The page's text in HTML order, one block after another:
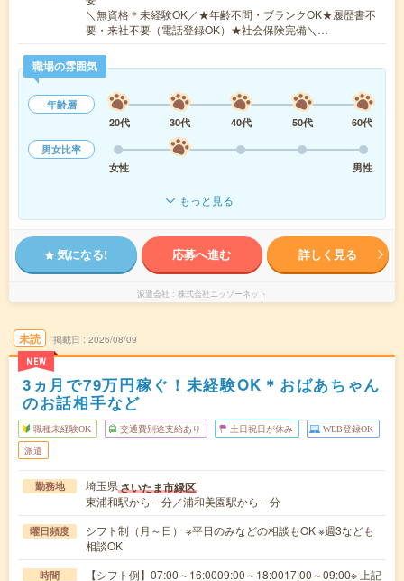
＼無資格＊未経験OK／★年齢不問・ブランクOK★履歴書不
要・来社不要（電話登録OK）★社会保険完備＼…
職場の雰囲気
年齢層
20代
30代 40代 50代
60代
男女比率
女性
男性
もっと見る
気になる! 応募へ進む 詳しく見る
派遣会社 株式会社ニッソーネット
未読
NEW
掲載日 2026/08/09
3ヵ月で79万円稼ぐ！未経験OK＊おばあちゃん
のお話相手など
職種未経験OK 交通費別途支給あり 土日祝日が休み WEB登録OK
派遣
勤務地 埼玉県さいたま市緑区
東浦和駅から---分／浦和美園駅から---分
曜日頻度
シフト制（月～日） ※平日のみなどの相談もOK ※週3なども
相談OK
時間
【シフト例】07:00～16:0009:00～18:0017:00～09:00※ 上記